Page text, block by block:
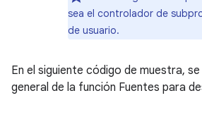
sea el controlador de
de usuario.
En el siguiente código de muestra,
general de la función Fuentes para